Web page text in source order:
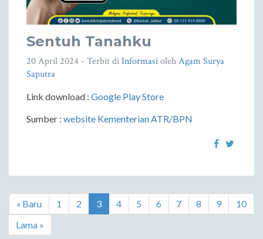
Sentuh Tanahku
20 April 2024 - Terbit diInformasiolehAgam Surya
Saputra
Link download : Google Play Store
Sumber : website Kementerian ATR/BPN
« Baru 1 2 3 4 5 6 7 8 9
10
Lama »